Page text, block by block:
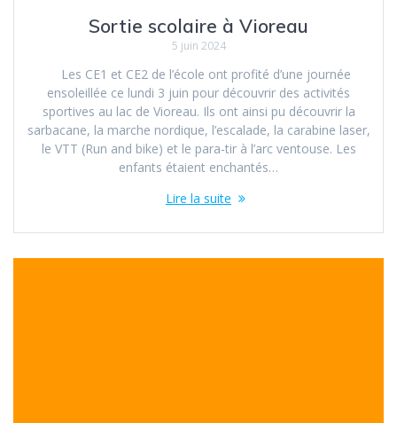
Sortie scolaire à Vioreau
5 juin 2024
Les CE1 et CE2 de l’école ont profité d’une journée
ensoleillée ce lundi 3 juin pour découvrir des activités
sportives au lac de Vioreau. Ils ont ainsi pu découvrir la
sarbacane, la marche nordique, l’escalade, la carabine laser,
le VTT (Run and bike) et le para-tir à l’arc ventouse. Les
enfants étaient enchantés…
Lire la suite